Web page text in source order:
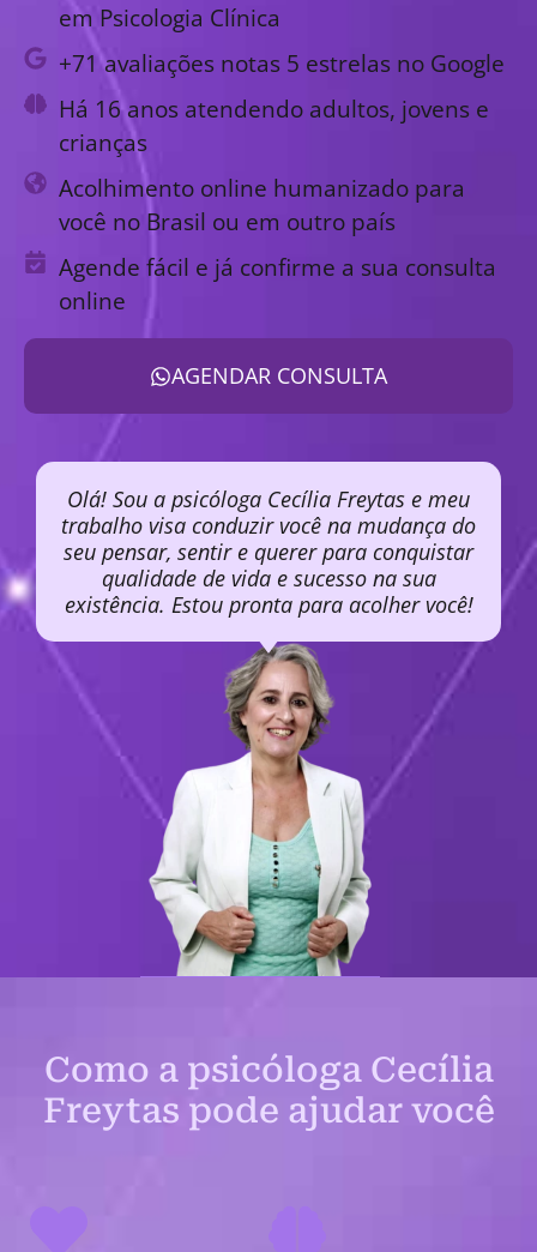
em Psicologia Clínica
+71 avaliações notas 5 estrelas no Google
Há 16 anos atendendo adultos, jovens e
crianças
Acolhimento online humanizado para
você no Brasil ou em outro país
Agende fácil e já confirme a sua consulta
online
AGENDAR CONSULTA
Olá! Sou a psicóloga Cecília Freytas e meu
trabalho visa conduzir você na mudança do
seu pensar, sentir e querer para conquistar
qualidade de vida e sucesso na sua
existência. Estou pronta para acolher você!
Como a psicóloga Cecília
Freytas pode ajudar você